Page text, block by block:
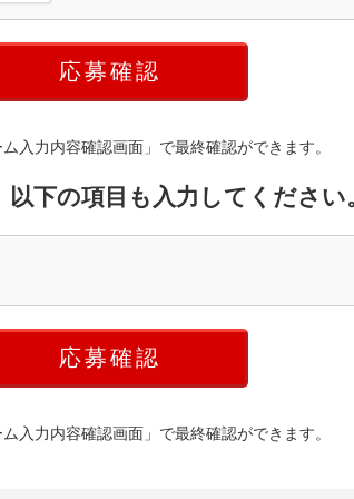
入力内容確認画面」で最終確認ができます。
以下の項目も入力してください
入力内容確認画面」で最終確認ができます。